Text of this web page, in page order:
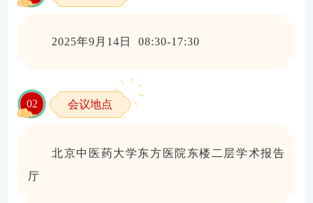
2025年9月14日 08:30-17:30
02 会议地点
北京中医药大学东方医院东楼二层学术报告
厅